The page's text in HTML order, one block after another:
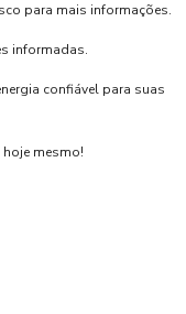
para mais informações.
informadas.
confiável para suas
mesmo!